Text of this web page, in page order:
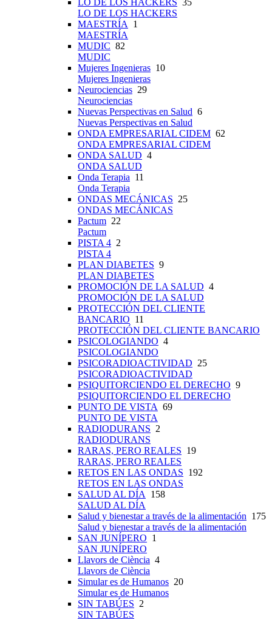
LO DE LOS HACKERS 35
LO DE LOS HACKERS
MAESTRÍA
1
MAESTRÍA
MUDIC 82
MUDIC
Mujeres Ingenieras 10
Mujeres Ingenieras
Neurociencias 29
Neurociencias
Nuevas Perspectivas en Salud 6
Nuevas Perspectivas en Salud
ONDA EMPRESARIAL CIDEM 62
ONDA EMPRESARIAL CIDEM
ONDA SALUD 4
ONDA SALUD
Onda Terapia 11
Onda Terapia
ONDAS MECÁNICAS 25
ONDAS MECÁNICAS
Pactum 22
Pactum
PISTA 4 2
PISTA 4
PLAN DIABETES 9
PLAN DIABETES
PROMOCIÓN DE LA SALUD 4
PROMOCIÓN DE LA SALUD
PROTECCIÓN DEL CLIENTE
BANCARIO 11
PROTECCIÓN DEL CLIENTE BANCARIO
PSICOLOGIANDO 4
PSICOLOGIANDO
PSICORADIOACTIVIDAD 25
PSICORADIOACTIVIDAD
PSIQUITORCIENDO EL DERECHO 9
PSIQUITORCIENDO EL DERECHO
PUNTO DE VISTA 69
PUNTO DE VISTA
RADIODURANS 2
RADIODURANS
RARAS, PERO REALES 19
RARAS, PERO REALES
RETOS EN LAS ONDAS 192
RETOS EN LAS ONDAS
SALUD AL DÍA
158
SALUD AL DÍA
Salud y bienestar a través de la alimentación 175
Salud y bienestar a través de la alimentación
SAN JUNÍPERO 1
SAN JUNÍPERO
Llavors de Ciència 4
Llavors de Ciència
Simular es de Humanos 20
Simular es de Humanos
SIN TABÚES 2
SIN TABÚES